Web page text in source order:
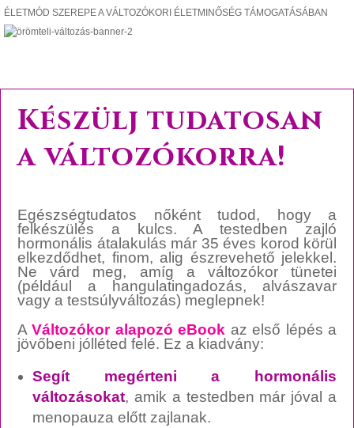
ÉLETMÓD SZEREPE A VÁLTOZÓKORI ÉLETMINŐSÉG TÁMOGATÁSÁBAN
Készülj tudatosan
a változókorra!
Egészségtudatos nőként tudod, hogy a
felkészülés a kulcs. A testedben zajló
hormonális átalakulás már 35 éves korod körül
elkezdődhet, finom, alig észrevehető jelekkel.
Ne várd meg, amíg a változókor tünetei
(például a hangulatingadozás, alvászavar
vagy a testsúlyváltozás) meglepnek!
AVáltozókor alapozó eBook az első lépés a
jövőbeni jólléted felé. Ez a kiadvány:
Segít megérteni a hormonális
változásokat, amik a testedben már jóval a
menopauza előtt zajlanak.